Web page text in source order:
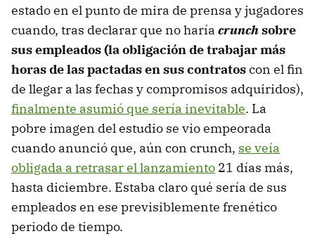
estado en el punto de mira de prensa y jugadores
cuando, tras declarar que no haría crunchsobre
sus empleados (la obligación de trabajar más
horas de las pactadas en sus contratoscon el fin
de llegar a las fechas y compromisos adquiridos),
finalmente asumió que sería inevitable. La
pobre imagen del estudio se vio empeorada
cuando anunció que, aún con crunch, se veía
obligada a retrasar el lanzamiento 21 días más,
hasta diciembre. Estaba claro qué sería de sus
empleados en ese previsiblemente frenético
periodo de tiempo.